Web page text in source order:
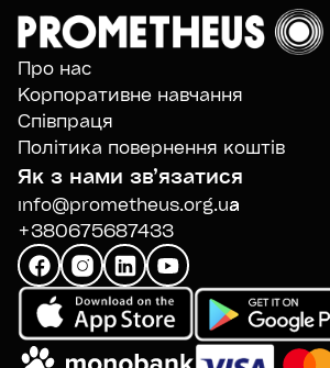
Про нас
Корпоративне навчання
Співпраця
Політика повернення коштів
Як з нами звʼязатися
info@prometheus.org.ua
+380675687433